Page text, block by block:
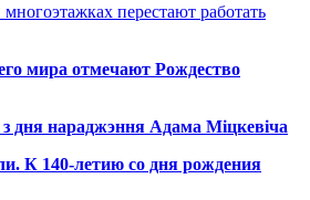
перестают работать
мира отмечают Рождество
дня нараджэння Адама Міцкевіча
К 140-летию со дня рождения